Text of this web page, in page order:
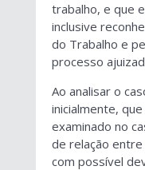
trabalho, e que
inclusive
do Trabalho e
processo
Ao analisar o
inicialmente,
examinado no
de relação
com possível